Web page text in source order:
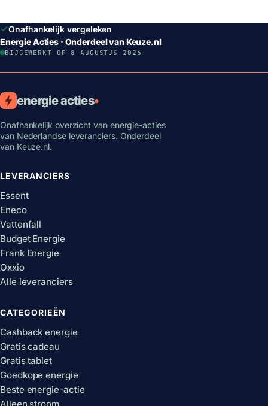
Onafhankelijk vergeleken
Energie Acties · Onderdeel van Keuze.nl
BIJGEWERKT OP 8 AUGUSTUS 2026
energie acties•
Onafhankelijk overzicht van energie-acties
van Nederlandse leveranciers. Onderdeel
van Keuze.nl.
LEVERANCIERS
Essent
Eneco
Vattenfall
Budget Energie
Frank Energie
Oxxio
Alle leveranciers
CATEGORIEËN
Cashback energie
Gratis cadeau
Gratis tablet
Goedkope energie
Beste energie-actie